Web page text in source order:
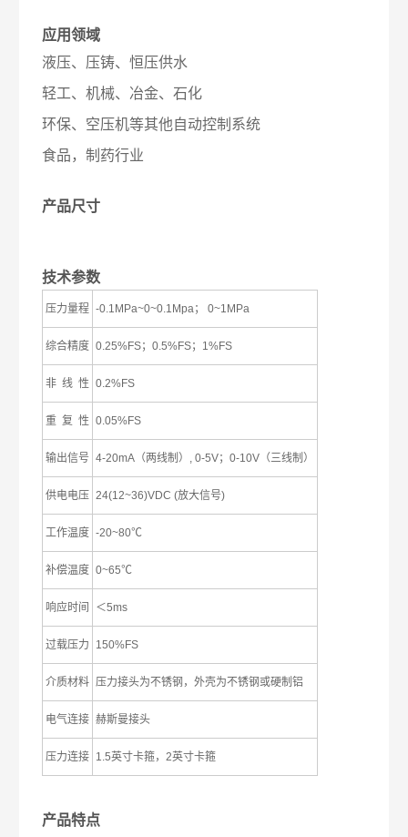
应用领域
液压、压铸、恒压供水
轻工、机械、冶金、石化
环保、空压机等其他自动控制系统
食品，制药行业
产品尺寸
技术参数
压力量程 -0.1MPa~0~0.1Mpa； 0~1MPa
综合精度 0.25%FS；0.5%FS；1%FS
非 线 性 0.2%FS
重 复 性 0.05%FS
输出信号 4-20mA（两线制）, 0-5V；0-10V（三线制）
供电电压 24(12~36)VDC (放大信号)
工作温度 -20~80℃
补偿温度 0~65℃
响应时间 ＜5ms
过载压力 150%FS
介质材料 压力接头为不锈钢，外壳为不锈钢或硬制铝
电气连接 赫斯曼接头
压力连接 1.5英寸卡箍，2英寸卡箍
产品特点